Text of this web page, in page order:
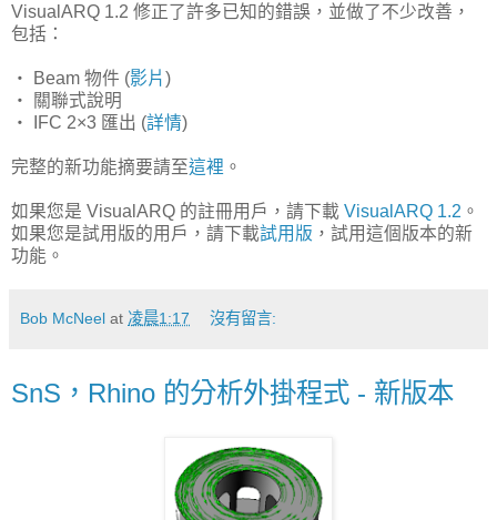
VisualARQ 1.2 修正了許多已知的錯誤，並做了不少改善，
包括：
‧ Beam 物件 (影片)
‧ 關聯式說明
‧ IFC 2×3 匯出 (詳情)
完整的新功能摘要請至這裡 。
如果您是 VisualARQ 的註冊用戶，請下載 VisualARQ 1.2 。
如果您是試用版的用戶，請下載試用版 ，試用這個版本的新
功能。
Bob McNeel at 凌晨1:17 沒有留言:
SnS，Rhino 的分析外掛程式 - 新版本